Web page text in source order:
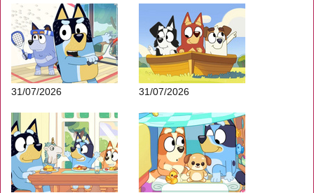
31/07/2026 31/07/2026